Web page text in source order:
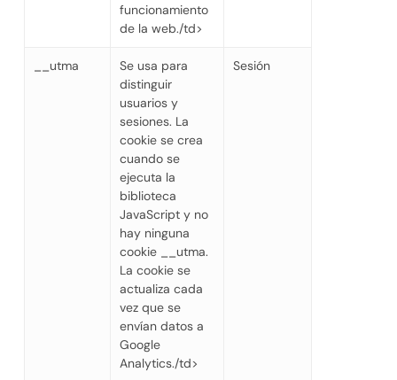
funcionamiento
de la web./td>
__utma
Se usa para
distinguir
usuarios y
sesiones. La
cookie se crea
cuando se
ejecuta la
biblioteca
JavaScript y no
hay ninguna
cookie __utma.
La cookie se
actualiza cada
vez que se
envían datos a
Google
Analytics./td>
Sesión